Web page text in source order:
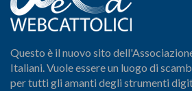
Questo è il nuovo sito
Italiani. Vuole essere un luogo di
per tutti gli amanti degli strumenti